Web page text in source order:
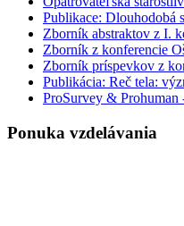
Publikace: Dlouhodobá
Zborník abstraktov z I.
Zborník z konferencie
Zborník príspevkov z
Publikácia: Reč tela:
ProSurvey & Prohuman
Ponuka vzdelávania